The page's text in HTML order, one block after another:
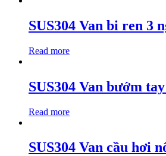
SUS304 Van bi ren 3
Read more
SUS304 Van bướm
Read more
SUS304 Van cầu hơi